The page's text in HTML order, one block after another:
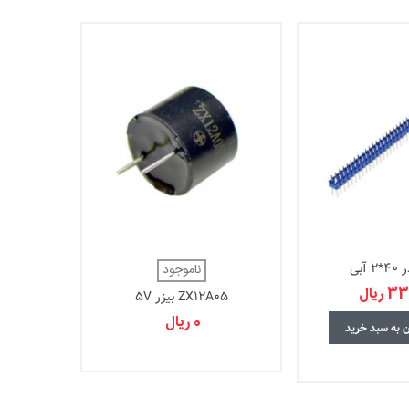
به سبد خرید
ناموجود
ZX12A05 بیزر 5V
0 ریال